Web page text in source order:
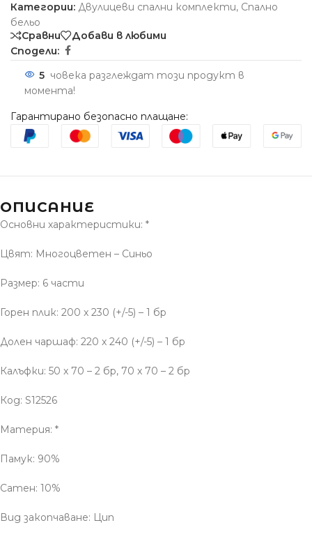
Категории: Двулицеви спални комплекти, Спално
бельо
Сравни
Добави в любими
Сподели:
5 човека разглеждат този продукт в
момента!
Гарантирано безопасно плащане:
ОПИСАНИЕ
Основни характеристики: *
Цвят: Многоцветен – Синьо
Размер: 6 части
Горен плик: 200 x 230 (+/-5) – 1 бр
Долен чаршаф: 220 x 240 (+/-5) – 1 бр
Калъфки: 50 x 70 – 2 бр, 70 x 70 – 2 бр
Код: S12526
Материя: *
Памук: 90%
Сатен: 10%
Вид закопчаване: Цип